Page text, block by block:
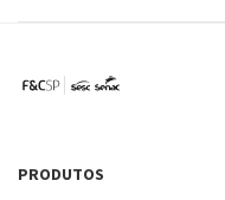
PRODUTOS